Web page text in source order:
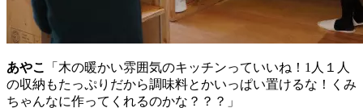
あやこ
「木の暖かい雰囲気のキッチンっていいね！1人１人
の収納もたっぷりだから調味料とかいっぱい置けるな！くみ
ちゃんなに作ってくれるのかな？？？」